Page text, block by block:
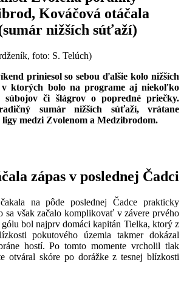
Kováčová otáčala
nižších súťaží)
foto: S. Telúch)
priniesol so sebou ďalšie kolo nižších
v ktorých bolo na programe aj niekoľko
súbojov či šlágrov o popredné priečky.
sumár nižších súťaží, vrátane
medzi Zvolenom a Medzibrodom.
zápas v poslednej Čadci
na pôde poslednej Čadce prakticky
sa však začalo komplikovať v závere prvého
bol najprv domáci kapitán Tielka, ktorý z
pokutového územia takmer dokázal
hostí. Po tomto momente vrcholil tlak
otváral skóre po dorážke z tesnej blízkosti